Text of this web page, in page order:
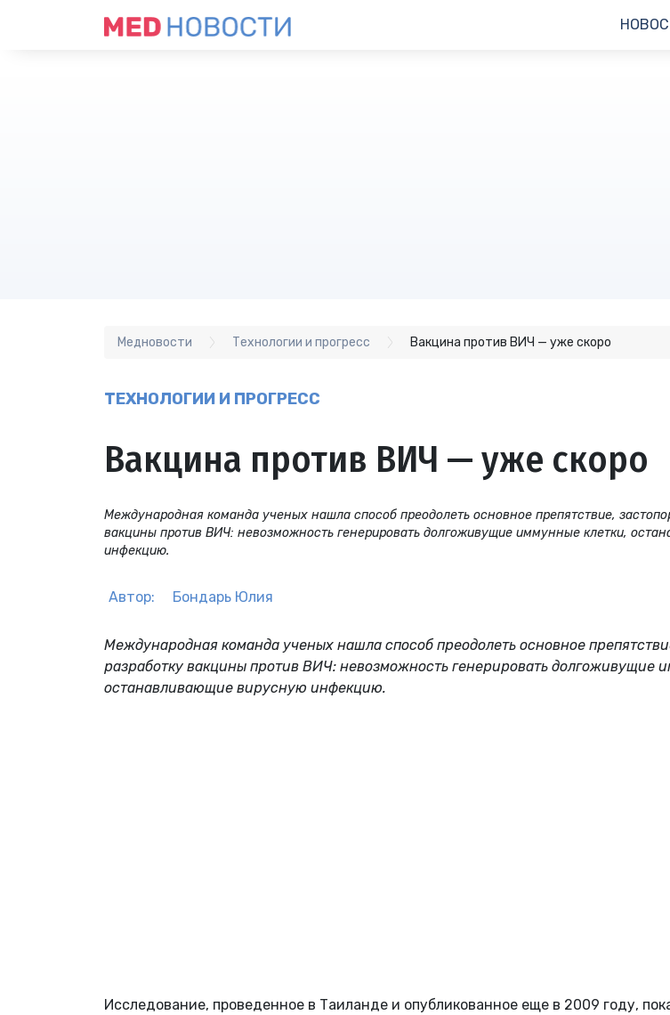
Медновости Технологии и прогресс Вакцина против ВИЧ — уже скоро
ТЕХНОЛОГИИ И ПРОГРЕСС
Вакцина против ВИЧ — уже скоро
Международная команда ученых нашла способ преодолеть основное препятствие,
вакцины против ВИЧ: невозможность генерировать долгоживущие иммунные клетки,
инфекцию.
Автор: Бондарь Юлия
Международная команда ученых нашла способ преодолеть основное
разработку вакцины против ВИЧ: невозможность генерировать долгоживущие
останавливающие вирусную инфекцию.
Исследование, проведенное в Таиланде и опубликованное еще в 2009 году,